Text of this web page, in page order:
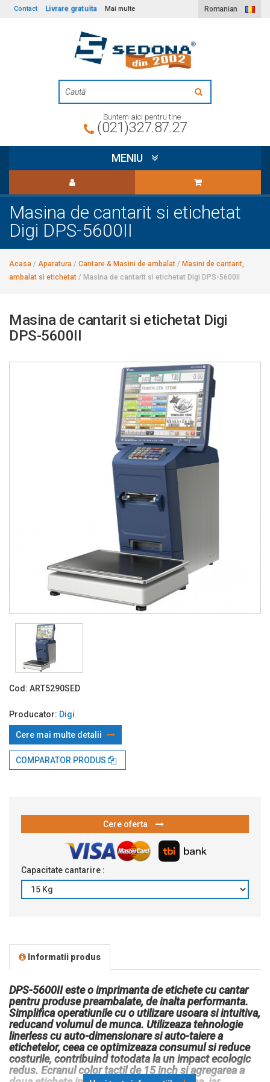
Contact Livrare gratuita Mai multe Romanian
Suntem aici pentru tine
(021)327.87.27
MENIU
Masina de cantarit si etichetat
Digi DPS-5600II
Acasa / Aparatura / Cantare & Masini de ambalat / Masini de cantarit,
ambalat si etichetat / Masina de cantarit si etichetat Digi DPS-5600II
Masina de cantarit si etichetat Digi
DPS-5600II
Cod: ART5290SED
Producator: Digi
Cere mai multe detalii
COMPARATOR PRODUS
Cere oferta
Capacitate cantarire :
Informatii produs
DPS-5600II este o imprimanta de etichete cu cantar
pentru produse preambalate, de inalta performanta.
Simplifica operatiunile cu o utilizare usoara si intuitiva,
reducand volumul de munca. Utilizeaza tehnologie
linerless cu auto-dimensionare si auto-taiere a
etichetelor, ceea ce optimizeaza consumul si reduce
costurile, contribuind totodata la un impact ecologic
redus. Ecranul color tactil de 15 inch si agregarea a